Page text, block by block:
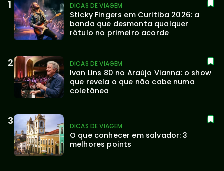
DICAS DE VIAGEM
Sticky Fingers em Curitiba 2026: a
banda que desmonta qualquer
rótulo no primeiro acorde
DICAS DE VIAGEM
Ivan Lins 80 no Araújo Vianna: o show
que revela o que não cabe numa
coletânea
DICAS DE VIAGEM
O que conhecer em salvador: 3
melhores points